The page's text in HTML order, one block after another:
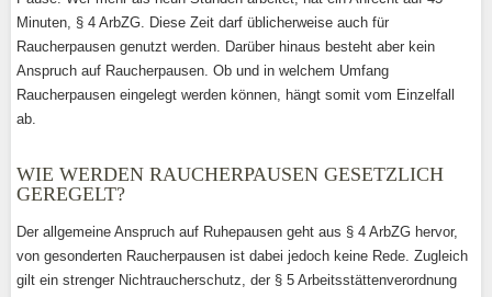
Minuten, § 4 ArbZG. Diese Zeit darf üblicherweise auch für
Raucherpausen genutzt werden. Darüber hinaus besteht aber kein
Anspruch auf Raucherpausen. Ob und in welchem Umfang
Raucherpausen eingelegt werden können, hängt somit vom Einzelfall
ab.
WIE WERDEN RAUCHERPAUSEN GESETZLICH
GEREGELT?
Der allgemeine Anspruch auf Ruhepausen geht aus § 4 ArbZG hervor,
von gesonderten Raucherpausen ist dabei jedoch keine Rede. Zugleich
gilt ein strenger Nichtraucherschutz, der § 5 Arbeitsstättenverordnung